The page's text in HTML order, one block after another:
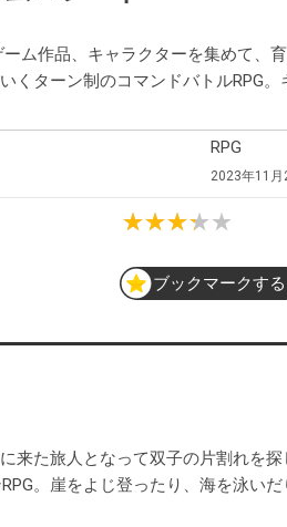
ム作品、キャラクターを集めて、
くターン制のコマンドバトルRPG
RPG
2023年11月
ブックマークする
来た旅人となって双子の片割れを
。崖をよじ登ったり、海を泳い